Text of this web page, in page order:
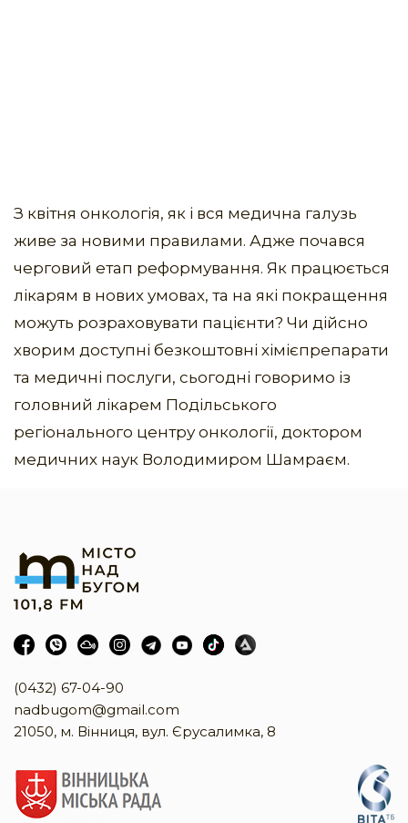
З квітня онкологія, як і вся медична галузь
живе за новими правилами. Адже почався
черговий етап реформування. Як працюється
лікарям в нових умовах, та на які покращення
можуть розраховувати пацієнти? Чи дійсно
хворим доступні безкоштовні хімієпрепарати
та медичні послуги, сьогодні говоримо із
головний лікарем Подільського
регіонального центру онкології, доктором
медичних наук Володимиром Шамраєм.
(0432) 67-04-90
nadbugom@gmail.com
21050, м. Вінниця, вул. Єрусалимка, 8